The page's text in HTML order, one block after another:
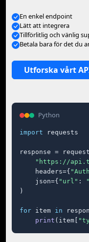
En enkel endpoint
Lätt att integrera
Tillförlitlig och vänlig
Betala bara för det du
Utforska vårt
Python
import requests
response =
"https://
    headers={
    json={
"url" :
)
for item in
print (item[